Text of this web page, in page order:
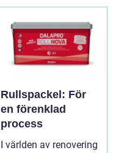
Rullspackel: För
en förenklad
process
I världen av renovering